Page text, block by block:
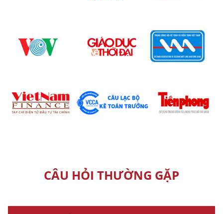
CÂU HỎI THƯỜNG GẶP